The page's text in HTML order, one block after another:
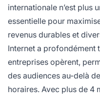
internationale n’est plus
essentielle pour
revenus durables et
Internet a profondément
entreprises opèrent,
des audiences au-delà
horaires. Avec plus de 4